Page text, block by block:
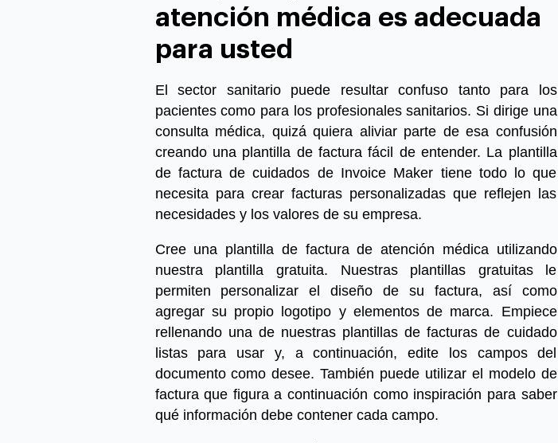
atención médica es adecuada
para usted
El sector sanitario puede resultar confuso tanto para los
pacientes como para los profesionales sanitarios. Si dirige una
consulta médica, quizá quiera aliviar parte de esa confusión
creando una plantilla de factura fácil de entender. La plantilla
de factura de cuidados de Invoice Maker tiene todo lo que
necesita para crear facturas personalizadas que reflejen las
necesidades y los valores de su empresa.
Cree una plantilla de factura de atención médica utilizando
nuestra plantilla gratuita. Nuestras plantillas gratuitas le
permiten personalizar el diseño de su factura, así como
agregar su propio logotipo y elementos de marca. Empiece
rellenando una de nuestras plantillas de facturas de cuidado
listas para usar y, a continuación, edite los campos del
documento como desee. También puede utilizar el modelo de
factura que figura a continuación como inspiración para saber
qué información debe contener cada campo.